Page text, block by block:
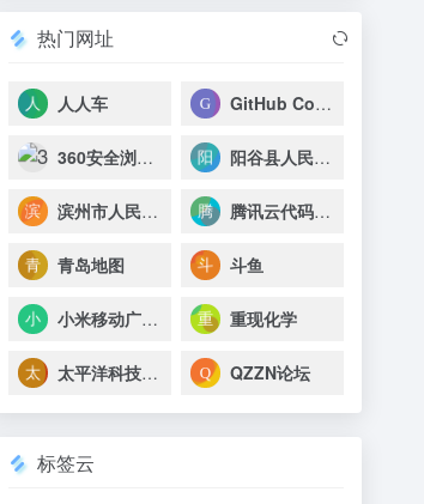
热门网址
人人车 GitHub Copilot
360安全浏览器 阳谷县人民政府
滨州市人民政府 腾讯云代码助手
青岛地图 斗鱼
小米移动广告联盟 重现化学
太平洋科技_专业IT门户网站 QZZN论坛
标签云